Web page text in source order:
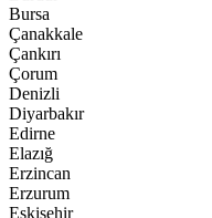
Bursa
Çanakkale
Çankırı
Çorum
Denizli
Diyarbakır
Edirne
Elazığ
Erzincan
Erzurum
Eskişehir